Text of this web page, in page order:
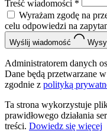
Treść wiadomości *
Wyrażam zgodę na
celu odpowiedzi na
Wyślij wiadomość
Administratorem danych
Dane będą przetwarzane
zgodnie z polityką
Ta strona wykorzystuje
prawidłowego działania
treści. Dowiedz się więcej